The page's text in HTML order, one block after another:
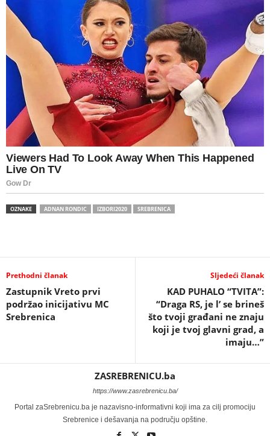
OZNAKE ADNAN RONDIC IZBORI2020 SREBRENICA
Prethodni članak
Zastupnik Vreto prvi
podržao inicijativu MC
Srebrenica
Sljedeći članak
KAD PUHALO “TVITA”:
“Draga RS, je l’ se brineš
što tvoji građani ne znaju
koji je tvoj glavni grad, a
imaju…”
ZASREBRENICU.ba
https://www.zasrebrenicu.ba/
Portal zaSrebrenicu.ba je nazavisno-informativni koji ima za cilj promociju
Srebrenice i dešavanja na području opštine.